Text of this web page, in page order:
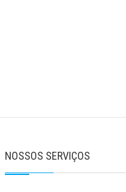
NOSSOS SERVIÇOS